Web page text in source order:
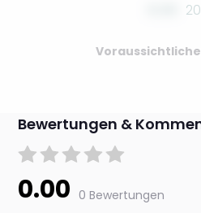
Voraussichtlicher
Bewertungen &
0.00 0 Bewertungen